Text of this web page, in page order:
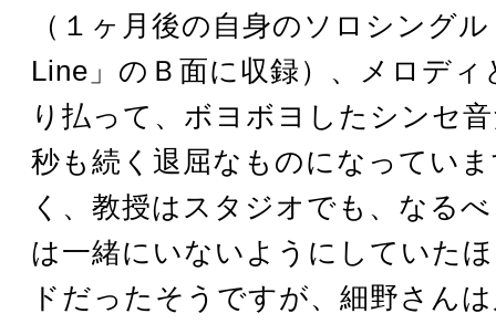
（１ヶ月後の自身のソロシング
Line」のＢ面に収録）、メロディ
り払って、ボヨボヨしたシンセ
秒も続く退屈なものになってい
く、教授はスタジオでも、なる
は一緒にいないようにしていた
ドだったそうですが、細野さん